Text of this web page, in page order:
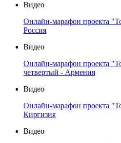
Видео
Онлайн-марафон проекта
Россия
Видео
Онлайн-марафон проекта
четвертый - Армения
Видео
Онлайн-марафон проекта
Киргизия
Видео